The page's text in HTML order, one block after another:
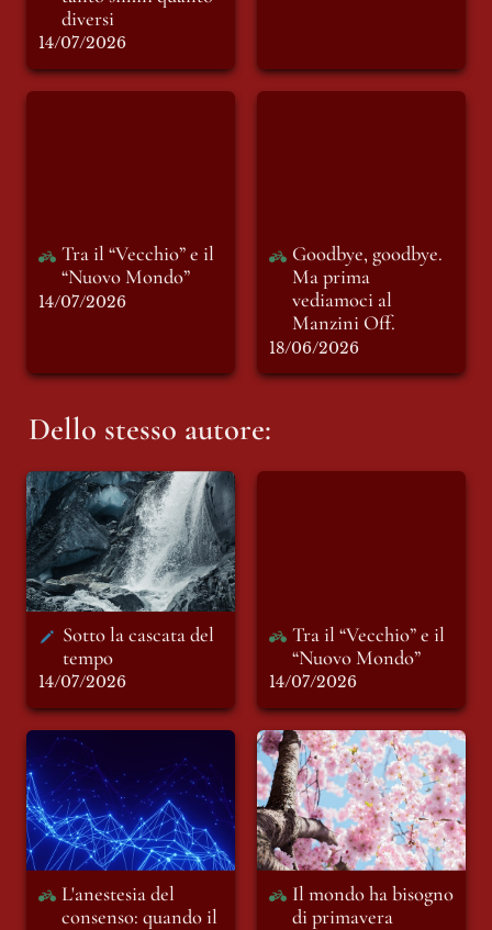
diversi
14/07/2026
Tra il “Vecchio” e il
Tra il “Vecchio” e il
“Nuovo Mondo”
14/07/2026
Goodbye, goodbye.
Goodbye, goodbye.
Ma prima
vediamoci al
Manzini Off.
18/06/2026
Dello stesso autore:
Sotto la cascata del
tempo
Sotto la cascata del
tempo
14/07/2026
Tra il “Vecchio” e il
“Nuovo Mondo”
14/07/2026
L'anestesia del
consenso: quando il
controllo dell'altro
maschera il vuoto
interiore
L'anestesia del
consenso: quando il
Il mondo ha bisogno
di primavera
Il mondo ha bisogno
di primavera